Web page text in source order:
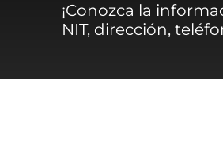
¡Conozca la
NIT, dirección,